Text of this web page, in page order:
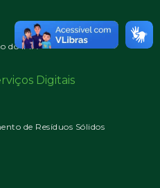
do IMA
Digitais
de Resíduos Sólidos